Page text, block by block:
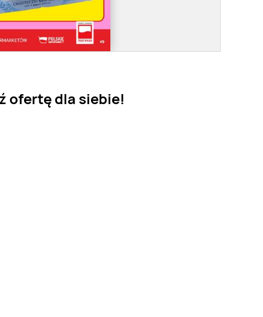
ofertę dla siebie!